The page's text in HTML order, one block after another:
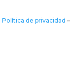
Política de privacidad –